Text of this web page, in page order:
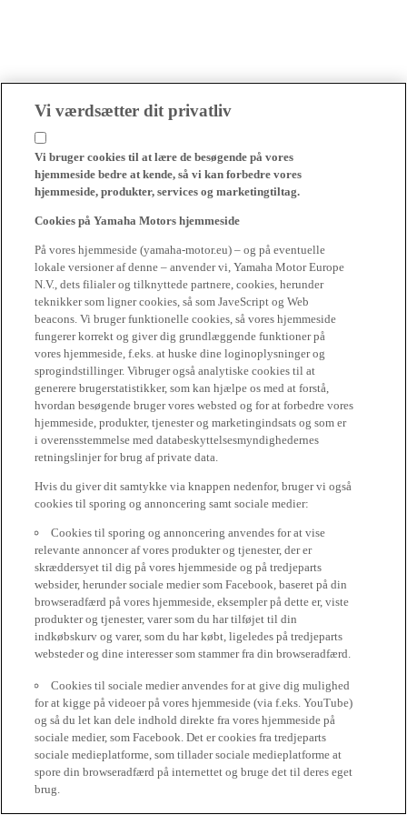
Vi værdsætter dit privatliv
Vi bruger cookies til at lære de besøgende på vores
hjemmeside bedre at kende, så vi kan forbedre vores
hjemmeside, produkter, services og marketingtiltag.
Cookies på Yamaha Motors hjemmeside
På vores hjemmeside (yamaha-motor.eu) – og på eventuelle
lokale versioner af denne – anvender vi, Yamaha Motor Europe
N.V., dets filialer og tilknyttede partnere, cookies, herunder
teknikker som ligner cookies, så som JaveScript og Web
beacons. Vi bruger funktionelle cookies, så vores hjemmeside
fungerer korrekt og giver dig grundlæggende funktioner på
vores hjemmeside, f.eks. at huske dine loginoplysninger og
sprogindstillinger. Vibruger også analytiske cookies til at
generere brugerstatistikker, som kan hjælpe os med at forstå,
hvordan besøgende bruger vores websted og for at forbedre vores
hjemmeside, produkter, tjenester og marketingindsats og som er
i overensstemmelse med databeskyttelsesmyndighedernes
retningslinjer for brug af private data.
Hvis du giver dit samtykke via knappen nedenfor, bruger vi også
cookies til sporing og annoncering samt sociale medier:
Cookies til sporing og annoncering anvendes for at vise
relevante annoncer af vores produkter og tjenester, der er
skræddersyet til dig på vores hjemmeside og på tredjeparts
websider, herunder sociale medier som Facebook, baseret på din
browseradfærd på vores hjemmeside, eksempler på dette er, viste
produkter og tjenester, varer som du har tilføjet til din
indkøbskurv og varer, som du har købt, ligeledes på tredjeparts
websteder og dine interesser som stammer fra din browseradfærd.
Cookies til sociale medier anvendes for at give dig mulighed
for at kigge på videoer på vores hjemmeside (via f.eks. YouTube)
og så du let kan dele indhold direkte fra vores hjemmeside på
sociale medier, som Facebook. Det er cookies fra tredjeparts
sociale medieplatforme, som tillader sociale medieplatforme at
spore din browseradfærd på internettet og bruge det til deres eget
brug.